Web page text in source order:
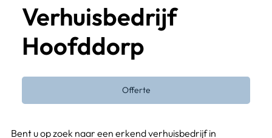
Verhuisbedrijf
Hoofddorp
Offerte
Bent u op zoek naar een erkend verhuisbedrijf in